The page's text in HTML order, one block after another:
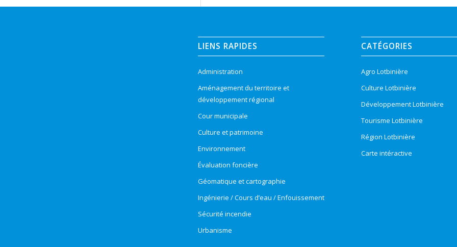
LIENS RAPIDES
Administration
Aménagement du territoire et
développement régional
Cour municipale
Culture et patrimoine
Environnement
Évaluation foncière
Géomatique et cartographie
Ingénierie / Cours d’eau / Enfouissement
Sécurité incendie
Urbanisme
CATÉGORIES
Agro Lotbinière
Culture Lotbinière
Développement Lotbinière
Tourisme Lotbinière
Région Lotbinière
Carte intéractive